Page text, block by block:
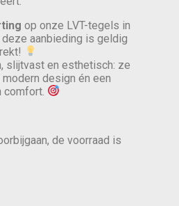
op onze LVT-tegels in
aanbieding is geldig
slijtvast en esthetisch: ze
design én een
de voorraad is